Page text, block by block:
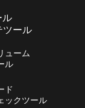
識しつつ、
です。わか
のクリック
ル
ツール
ューム
ル
ド
ックツール